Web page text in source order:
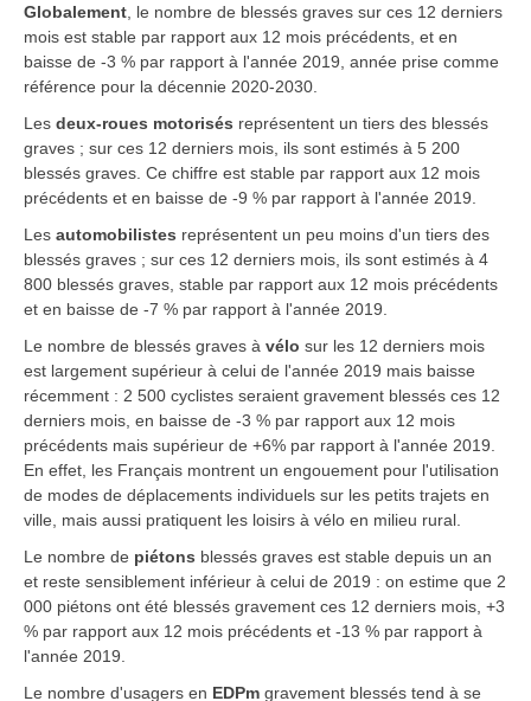
Globalement , le nombre de blessés graves sur ces 12 derniers
mois est stable par rapport aux 12 mois précédents, et en
baisse de -3 % par rapport à l'année 2019, année prise comme
référence pour la décennie 2020-2030.
Les deux-roues motorisés représentent un tiers des blessés
graves ; sur ces 12 derniers mois, ils sont estimés à 5 200
blessés graves. Ce chiffre est stable par rapport aux 12 mois
précédents et en baisse de -9 % par rapport à l'année 2019.
Les automobilistes représentent un peu moins d'un tiers des
blessés graves ; sur ces 12 derniers mois, ils sont estimés à 4
800 blessés graves, stable par rapport aux 12 mois précédents
et en baisse de -7 % par rapport à l'année 2019.
Le nombre de blessés graves à vélo sur les 12 derniers mois
est largement supérieur à celui de l'année 2019 mais baisse
récemment : 2 500 cyclistes seraient gravement blessés ces 12
derniers mois, en baisse de -3 % par rapport aux 12 mois
précédents mais supérieur de +6% par rapport à l'année 2019.
En effet, les Français montrent un engouement pour l'utilisation
de modes de déplacements individuels sur les petits trajets en
ville, mais aussi pratiquent les loisirs à vélo en milieu rural.
Le nombre de piétons blessés graves est stable depuis un an
et reste sensiblement inférieur à celui de 2019 : on estime que 2
000 piétons ont été blessés gravement ces 12 derniers mois, +3
% par rapport aux 12 mois précédents et -13 % par rapport à
l'année 2019.
Le nombre d'usagers en EDPm gravement blessés tend à se